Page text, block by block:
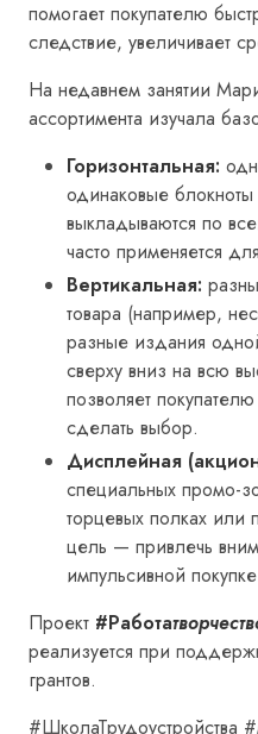
помогает покупателю
следствие, увеличивает
На недавнем занятии
ассортимента изучала
Горизонтальная:
одинаковые
выкладываются по
часто применяется
Вертикальная:
товара (например,
разные издания
сверху вниз на всю
позволяет
сделать выбор.
Дисплейная
специальных промо-
торцевых полках или
цель — привлечь
импульсивной
Проект #Работа
реализуется при
грантов.
#ШколаТрудоустройства